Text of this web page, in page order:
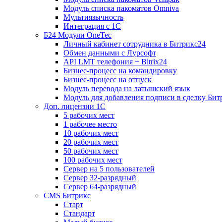
Модуль списка пакоматов Omniva
Мультиязычность
Интеграция с 1С
Б24 Модули OneTec
Личный кабинет сотрудника в Битрикс24
Обмен данными с Лурсофт
API LMT телефония + Bitrix24
Бизнес-процесс на командировку
Бизнес-процесс на отпуск
Модуль перевода на латышский язык
Модуль для добавления подписи в сделку
Доп. лицензии 1С
5 рабочих мест
1 рабочее место
10 рабочих мест
20 рабочих мест
50 рабочих мест
100 рабочих мест
Сервер на 5 пользователей
Сервер 32-разрядный
Сервер 64-разрядный
CMS Битрикс
Старт
Стандарт